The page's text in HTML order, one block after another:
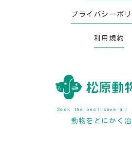
プライバシーポ
利用規約
Seek the best,save all
動物をとにかく治